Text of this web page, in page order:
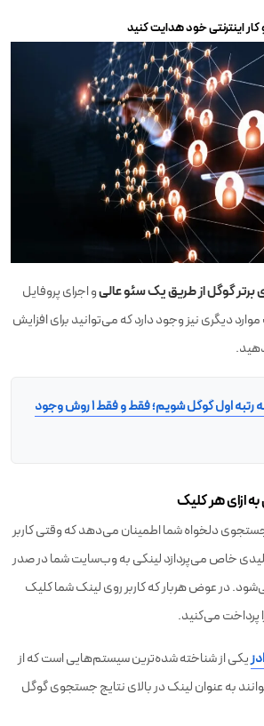
برتر گوگل از طریق یک سئو عالیو اجرای پروفایل
دیگری نیز وجود دارد که می‌توانید برای افزایش
چگونه رتبه اول گوگل شویم؛ فقط و فقط ۱ روش وجود
دلخواه شما اطمینان می‌دهد که وقتی کاربر
خاص می‌پردازد لینکی به وب‌سایت شما در صدر
در عوض هربار که کاربر روی لینک شما کلیک
پرداخت می‌کنید.
یکی از شناخته شده‌ترین سیستم‌هایی است که از
به عنوان لینک در بالای نتایج جستجوی گوگل